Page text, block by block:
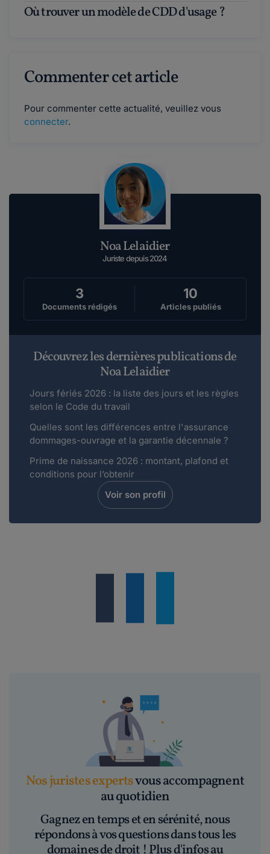
Où trouver un modèle de CDD d'usage ?
Commenter cet article
Pour commenter cette actualité, veuillez vous
connecter.
Noa Lelaidier
Juriste depuis 2024
3
Documents rédigés
10
Articles publiés
Découvrez les dernières publications de
Noa Lelaidier
Jours fériés 2026 : la liste des jours et les règles
selon le Code du travail
Quelles sont les différences entre l'assurance
dommages-ouvrage et la garantie décennale ?
Prime de naissance 2026 : montant, plafond et
conditions pour l’obtenir
Voir son profil
Nos juristes expertsvous accompagnent
au quotidien
Gagnez en temps et en sérénité, nous
répondons à vos questions dans tous les
domaines de droit ! Plus d'infos au